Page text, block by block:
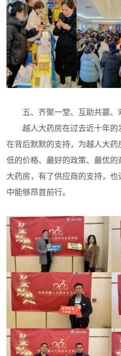
五、齐聚一堂、互助共赢、
越人大药房在过去近十年的
在背后默默的支持，为越人大
低的价格、最好的政策、最优
大药房，有了供应商的支持，
中能够昂首前行。